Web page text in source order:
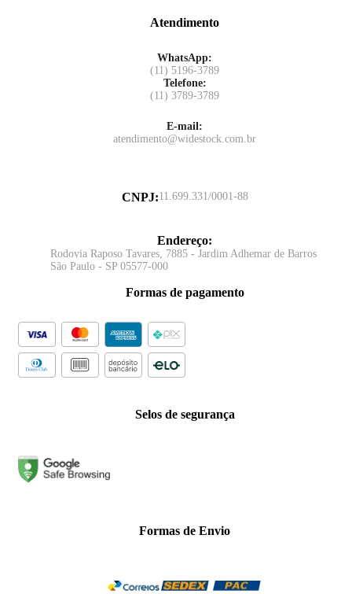
Atendimento
WhatsApp:
(11) 5196-3789
Telefone:
(11) 3789-3789
E-mail:
atendimento@widestock.com.br
CNPJ:11.699.331/0001-88
Endereço:
Rodovia Raposo Tavares, 7885 - Jardim Adhemar de Barros
São Paulo - SP 05577-000
Formas de pagamento
Selos de segurança
Formas de Envio